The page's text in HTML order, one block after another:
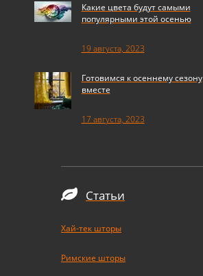
Какие цвета будут самыми
популярными этой осенью
19 августа, 2023
Готовимся к осеннему сезону
вместе
17 августа, 2023
Статьи
Хай-тек шторы
Римские шторы